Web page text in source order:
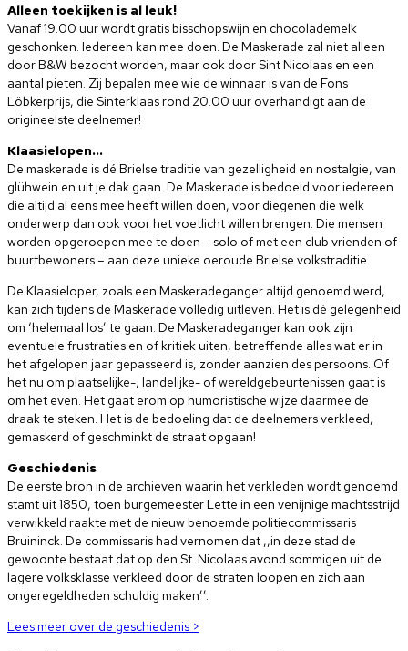
Alleen toekijken is al leuk!
Vanaf 19.00 uur wordt gratis bisschopswijn en chocolademelk
geschonken. Iedereen kan mee doen. De Maskerade zal niet alleen
door B&W bezocht worden, maar ook door Sint Nicolaas en een
aantal pieten. Zij bepalen mee wie de winnaar is van de Fons
Löbkerprijs, die Sinterklaas rond 20.00 uur overhandigt aan de
origineelste deelnemer!
Klaasielopen…
De maskerade is dé Brielse traditie van gezelligheid en nostalgie, van
glühwein en uit je dak gaan. De Maskerade is bedoeld voor iedereen
die altijd al eens mee heeft willen doen, voor diegenen die welk
onderwerp dan ook voor het voetlicht willen brengen. Die mensen
worden opgeroepen mee te doen – solo of met een club vrienden of
buurtbewoners – aan deze unieke oeroude Brielse volkstraditie.
De Klaasieloper, zoals een Maskeradeganger altijd genoemd werd,
kan zich tijdens de Maskerade volledig uitleven. Het is dé gelegenheid
om ‘helemaal los’ te gaan. De Maskeradeganger kan ook zijn
eventuele frustraties en of kritiek uiten, betreffende alles wat er in
het afgelopen jaar gepasseerd is, zonder aanzien des persoons. Of
het nu om plaatselijke-, landelijke- of wereldgebeurtenissen gaat is
om het even. Het gaat erom op humoristische wijze daarmee de
draak te steken. Het is de bedoeling dat de deelnemers verkleed,
gemaskerd of geschminkt de straat opgaan!
Geschiedenis
De eerste bron in de archieven waarin het verkleden wordt genoemd
stamt uit 1850, toen burgemeester Lette in een venijnige machtsstrijd
verwikkeld raakte met de nieuw benoemde politiecommissaris
Bruininck. De commissaris had vernomen dat ,,in deze stad de
gewoonte bestaat dat op den St. Nicolaas avond sommigen uit de
lagere volksklasse verkleed door de straten loopen en zich aan
ongeregeldheden schuldig maken’’.
Lees meer over de geschiedenis >